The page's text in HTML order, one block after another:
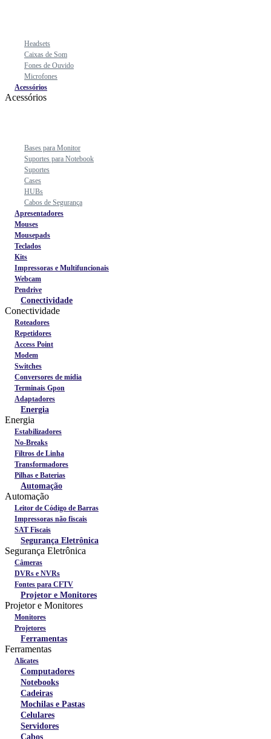
Headsets
Caixas de Som
Fones de Ouvido
Microfones
Acessórios
Acessórios
Bases para Monitor
Suportes para Notebook
Suportes
Cases
HUBs
Cabos de Segurança
Apresentadores
Mouses
Mousepads
Teclados
Kits
Impressoras e Multifuncionais
Webcam
Pendrive
Conectividade
Conectividade
Roteadores
Repetidores
Access Point
Modem
Switches
Conversores de mídia
Terminais Gpon
Adaptadores
Energia
Energia
Estabilizadores
No-Breaks
Filtros de Linha
Transformadores
Pilhas e Baterias
Automação
Automação
Leitor de Código de Barras
Impressoras não fiscais
SAT Fiscais
Segurança Eletrônica
Segurança Eletrônica
Câmeras
DVRs e NVRs
Fontes para CFTV
Projetor e Monitores
Projetor e Monitores
Monitores
Projetores
Ferramentas
Ferramentas
Alicates
Computadores
Notebooks
Cadeiras
Mochilas e Pastas
Celulares
Servidores
Cabos